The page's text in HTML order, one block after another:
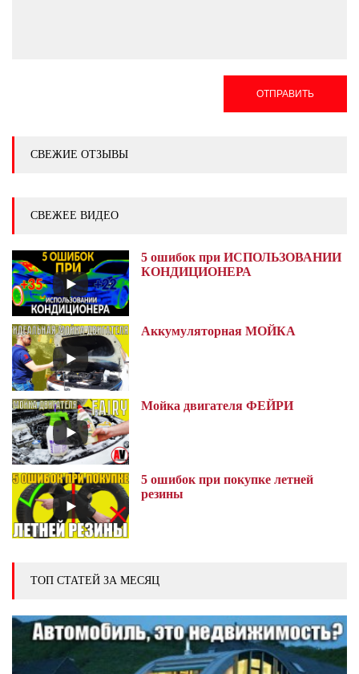
ОТПРАВИТЬ
СВЕЖИЕ ОТЗЫВЫ
СВЕЖЕЕ ВИДЕО
5 ошибок при ИСПОЛЬЗОВАНИИ
КОНДИЦИОНЕРА
Аккумуляторная МОЙКА
Мойка двигателя ФЕЙРИ
5 ошибок при покупке летней
резины
ТОП СТАТЕЙ ЗА МЕСЯЦ